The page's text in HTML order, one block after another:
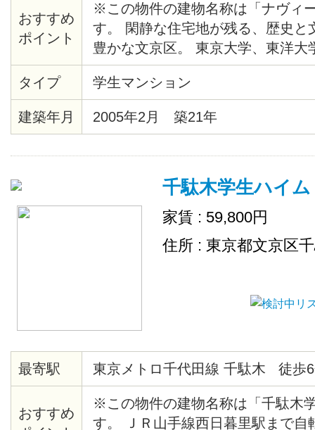
おすすめ
ポイント
※この物件の建物名称は「ナヴィ
す。 閑静な住宅地が残る、歴史と
豊かな文京区。 東京大学、東洋大
手線も自転車圏内の人気エリアで
めのシンクに、その横にはまな板
ース。 さらに 2口コンロで使い勝
理好きの方には嬉しいですね！
タイプ 学生マンション
建築年月 2005年2月 築21年
千駄木学生ハイム
家賃 : 59,800円
住所 : 東京都文京区
最寄駅 東京メトロ千代田線 千駄木 徒歩
おすすめ
※この物件の建物名称は「千駄木
す。 ＪＲ山手線西日暮里駅まで自